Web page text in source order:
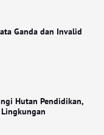
Ganda dan Invalid
Hutan Pendidikan,
Lingkungan